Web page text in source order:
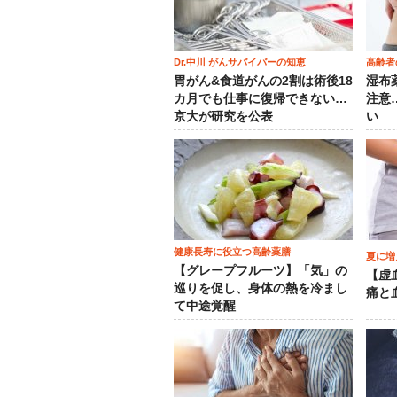
Dr.中川 がんサバイバーの知恵
胃がん&食道がんの2割は術後18
カ月でも仕事に復帰できない…
京大が研究を公表
高齢
湿布
注意
い
健康長寿に役立つ高齢薬膳
【グレープフルーツ】「気」の
巡りを促し、身体の熱を冷まし
て中途覚醒
夏に
【
痛と